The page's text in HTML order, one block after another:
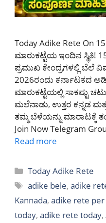
Today Adike Rete On
ಮಾರುಕಟ್ಟೆಯ ಇಂದಿನ ಸ್ಥಿತಿ!
ಪ್ರಮುಖ ಕೇಂದ್ರಗಳಲ್ಲಿ ಬೆಲೆ
2026ರಂದು ಕರ್ನಾಟಕದ
ಮಾರುಕಟ್ಟೆಯಲ್ಲಿ ಸಾಕಷ್ಟು
ಮಲೆನಾಡು, ಉತ್ತರ ಕನ್ನಡ
ತಮ್ಮ ಬೆಳೆಯನ್ನು ಮಾರಾಟಕ್ಕೆ
Join Now Telegram
Read more
Categories
Today Adike Rete
Tags
adike bele,adike
Kannada, adike rete per
today, adike rete today,